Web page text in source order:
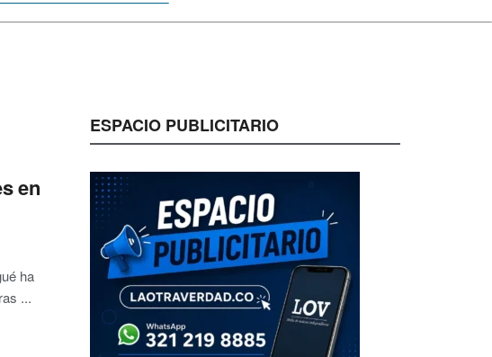
en
ha
...
ESPACIO PUBLICITARIO